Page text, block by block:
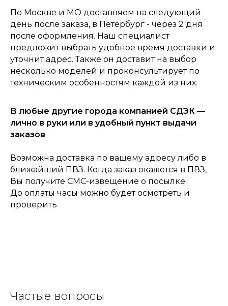
Главная Каталог
Консультация Корзина
0
По Москве и МО доставляем на следующий
день после заказа, в Петербург - через 2 дня
после оформления. Наш специалист
предложит выбрать удобное время доставки и
уточнит адрес. Также он доставит на выбор
несколько моделей и проконсультирует по
техническим особенностям каждой из них.
В любые другие города компанией СДЭК —
лично в руки или в удобный пункт выдачи
заказов
Возможна доставка по вашему адресу либо в
ближайший ПВЗ. Когда заказ окажется в ПВЗ,
Вы получите СМС-извещение о посылке.
До оплаты часы можно будет осмотреть и
проверить
Частые вопросы